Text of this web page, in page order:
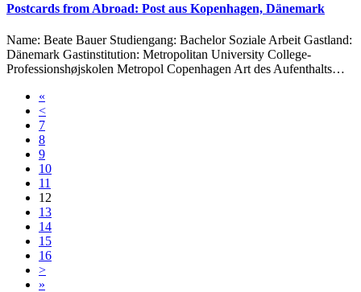
Postcards from Abroad: Post aus Kopenhagen, Dänemark
Name: Beate Bauer Studiengang: Bachelor Soziale Arbeit Gastland:
Dänemark Gastinstitution: Metropolitan University College-
Professionshøjskolen Metropol Copenhagen Art des Aufenthalts…
«
<
7
8
9
10
11
12
13
14
15
16
>
»